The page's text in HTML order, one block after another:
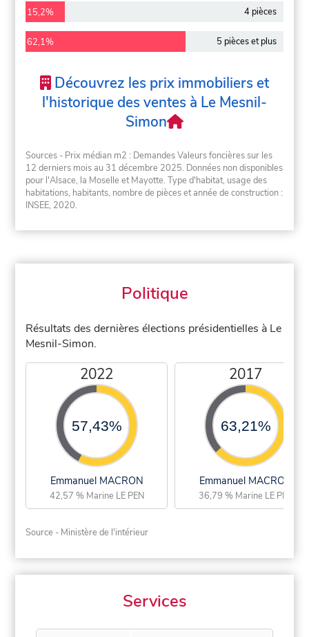
15,2% 4 pièces
62,1% 5 pièces et plus
Découvrez les prix immobiliers et
l'historique des ventes à Le Mesnil-
Simon
Sources - Prix médian m2 : Demandes Valeurs foncières sur les
12 derniers mois au 31 décembre 2025. Données non disponibles
pour l'Alsace, la Moselle et Mayotte. Type d'habitat, usage des
habitations, habitants, nombre de pièces et année de construction :
INSEE, 2020.
Politique
Résultats des dernières élections présidentielles à Le
Mesnil-Simon.
2022
57,43%
Emmanuel MACRON
42,57 % Marine LE PEN
2017
63,21%
Emmanuel MACRON
36,79 % Marine LE PEN
Source - Ministère de l'intérieur
Services